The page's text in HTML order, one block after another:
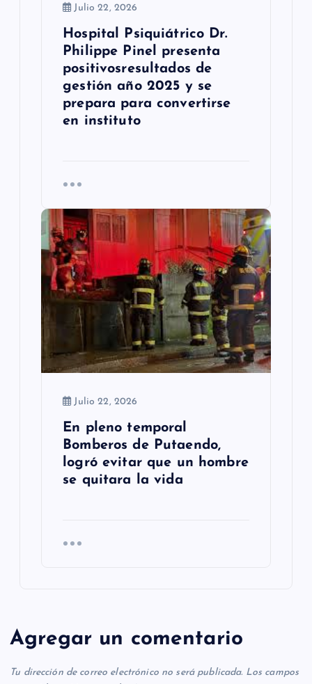
Julio 22, 2026
Hospital Psiquiátrico Dr.
Philippe Pinel presenta
positivosresultados de
gestión año 2025 y se
prepara para convertirse
en instituto
Julio 22, 2026
En pleno temporal
Bomberos de Putaendo,
logró evitar que un hombre
se quitara la vida
Agregar un comentario
Tu dirección de correo electrónico no será publicada. Los campos